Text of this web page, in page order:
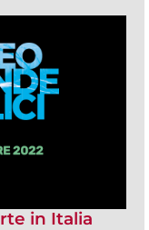
in Italia